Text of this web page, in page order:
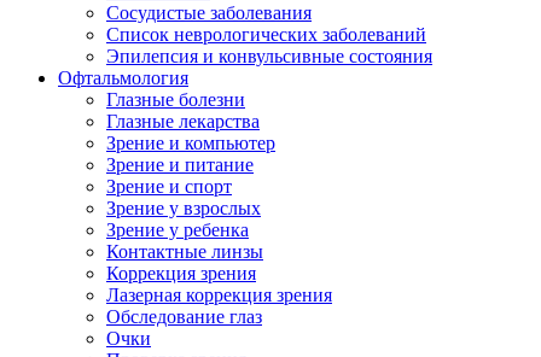
Сосудистые заболевания
Список неврологических заболеваний
Эпилепсия и конвульсивные состояния
Офтальмология
Глазные болезни
Глазные лекарства
Зрение и компьютер
Зрение и питание
Зрение и спорт
Зрение у взрослых
Зрение у ребенка
Контактные линзы
Коррекция зрения
Лазерная коррекция зрения
Обследование глаз
Очки